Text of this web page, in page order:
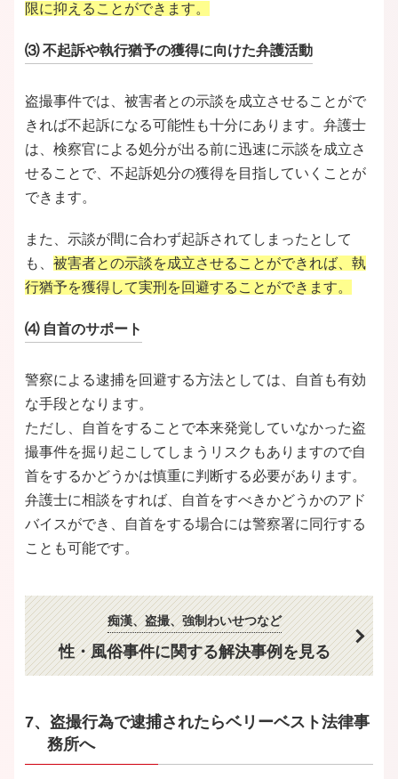
限に抑えることができます。
⑶ 不起訴や執行猶予の獲得に向けた弁護活動
盗撮事件では、被害者との示談を成立させることがで
きれば不起訴になる可能性も十分にあります。弁護士
は、検察官による処分が出る前に迅速に示談を成立さ
せることで、不起訴処分の獲得を目指していくことが
できます。
また、示談が間に合わず起訴されてしまったとして
も、 被害者との示談を成立させることができれば、執
行猶予を獲得して実刑を回避することができます。
⑷ 自首のサポート
警察による逮捕を回避する方法としては、自首も有効
な手段となります。
ただし、自首をすることで本来発覚していなかった盗
撮事件を掘り起こしてしまうリスクもありますので自
首をするかどうかは慎重に判断する必要があります。
弁護士に相談をすれば、自首をすべきかどうかのアド
バイスができ、自首をする場合には警察署に同行する
ことも可能です。
痴漢、盗撮、強制わいせつなど
性・風俗事件に関する解決事例を見る
7、盗撮行為で逮捕されたらベリーベスト法律事
務所へ